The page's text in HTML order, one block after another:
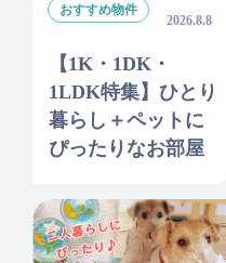
おすすめ物件
2026.8.8
【1K・1DK・
1LDK特集】ひとり
暮らし＋ペットに
ぴったりなお部屋